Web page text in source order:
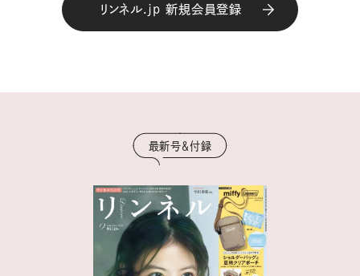
リンネル.jp 新規会員登録
最新号＆付録